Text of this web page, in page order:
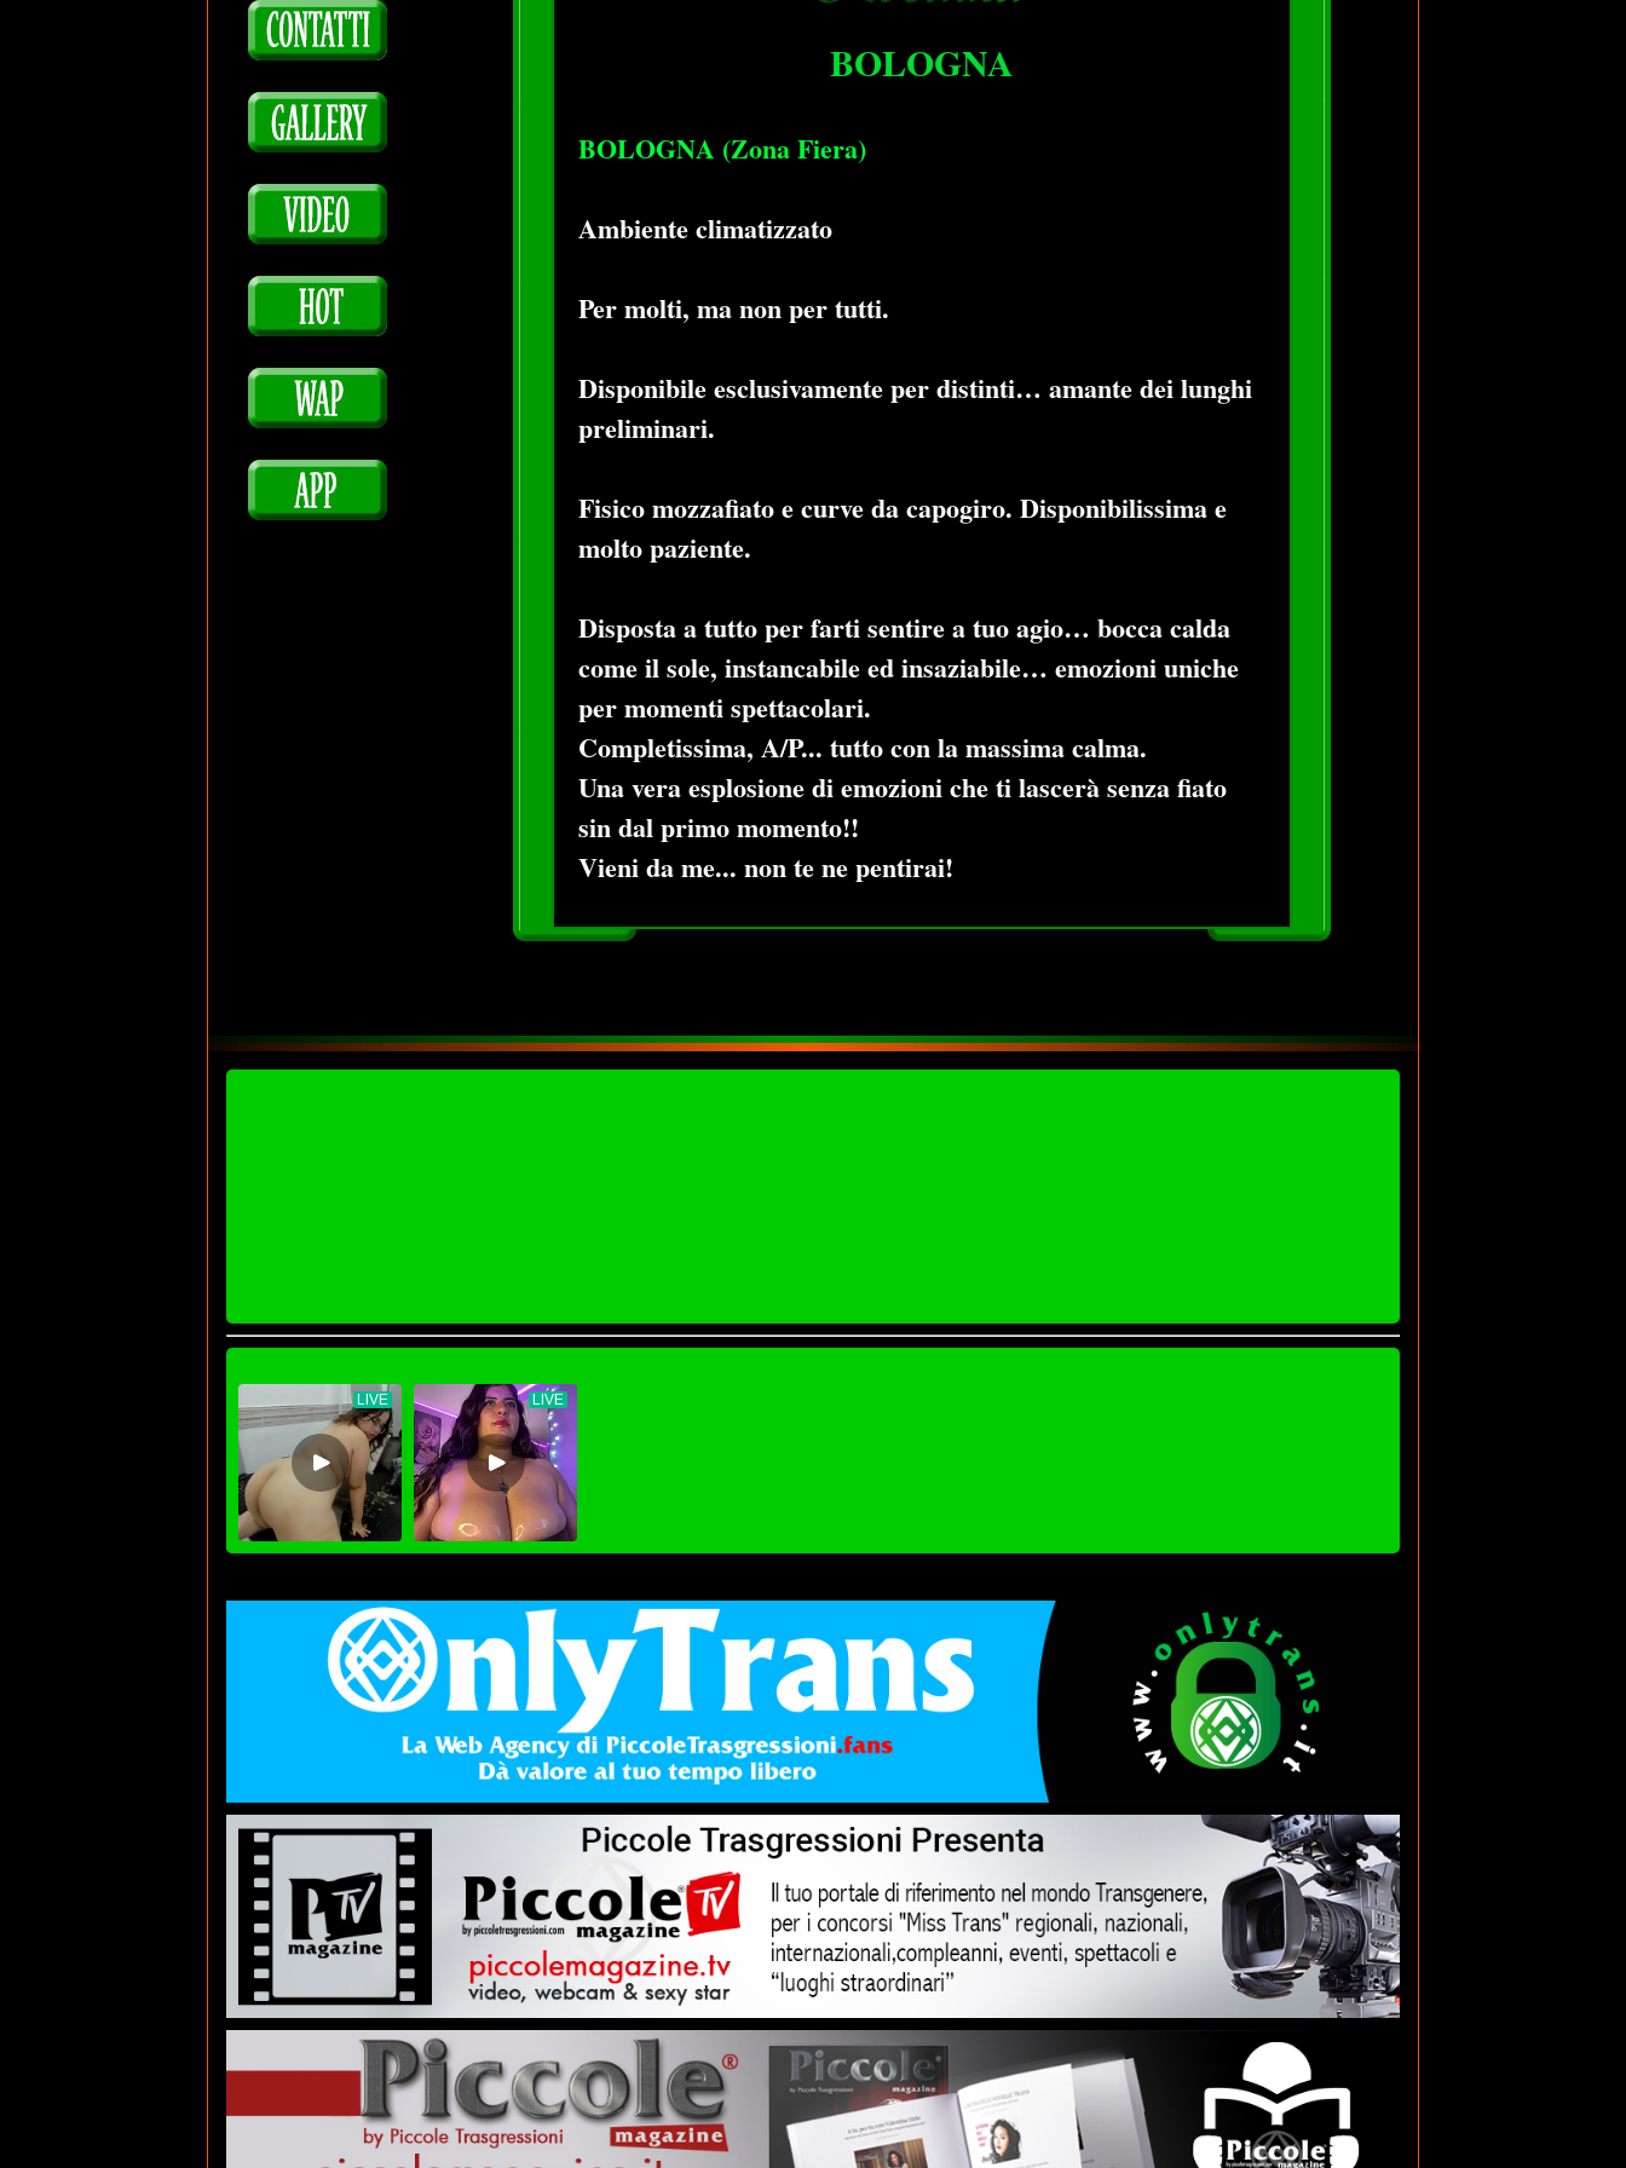
BOLOGNA
BOLOGNA (Zona Fiera)
Ambiente climatizzato
Per molti, ma non per tutti.
Disponibile esclusivamente per distinti… amante dei lunghi
preliminari.
Fisico mozzafiato e curve da capogiro. Disponibilissima e
molto paziente.
Disposta a tutto per farti sentire a tuo agio… bocca calda
come il sole, instancabile ed insaziabile… emozioni uniche
per momenti spettacolari.
Completissima, A/P... tutto con la massima calma.
Una vera esplosione di emozioni che ti lascerà senza fiato
sin dal primo momento!!
Vieni da me... non te ne pentirai!